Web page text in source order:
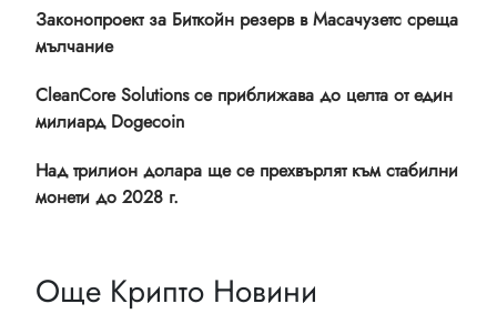
Законопроект за Биткойн резерв в Масачузетс среща
мълчание
CleanCore Solutions се приближава до целта от един
милиард Dogecoin
Над трилион долара ще се прехвърлят към стабилни
монети до 2028 г.
Още Крипто Новини